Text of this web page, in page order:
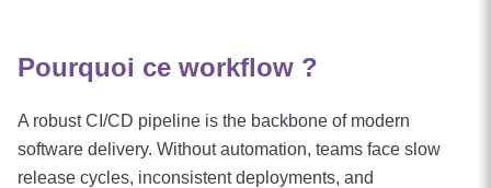
Pourquoi ce workflow ?
A robust CI/CD pipeline is the backbone of modern
software delivery. Without automation, teams face slow
release cycles, inconsistent deployments, and